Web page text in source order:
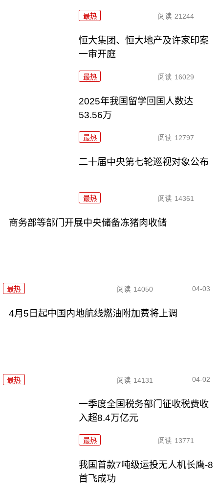
最热 阅读 21244
恒大集团、恒大地产及许家印案
一审开庭
最热 阅读 16029
2025年我国留学回国人数达
53.56万
最热 阅读 12797
二十届中央第七轮巡视对象公布
最热 阅读 14361
商务部等部门开展中央储备冻猪肉收储
最热 阅读 14050 04-03
4月5日起中国内地航线燃油附加费将上调
最热 阅读 14131 04-02
一季度全国税务部门征收税费收
入超8.4万亿元
最热 阅读 13771
我国首款7吨级运投无人机长鹰-8
首飞成功